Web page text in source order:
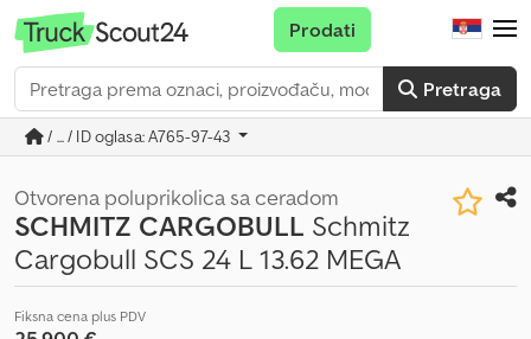
Pretraga
Prodati
/ ... / ID oglasa: A765-97-43
Otvorena poluprikolica sa ceradom
SCHMITZ CARGOBULL Schmitz
Cargobull SCS 24 L 13.62 MEGA
Fiksna cena plus PDV